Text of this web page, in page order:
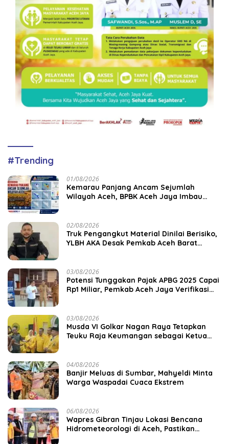
#Trending
01/08/2026
Kemarau Panjang Ancam Sejumlah
Wilayah Aceh, BPBK Aceh Jaya Imbau
02/08/2026
Truk Pengangkut Material Dinilai Berisiko,
YLBH AKA Desak Pemkab Aceh Barat
03/08/2026
Potensi Tunggakan Pajak APBG 2025 Capai
Rp1 Miliar, Pemkab Aceh Jaya Verifikasi
03/08/2026
Musda VI Golkar Nagan Raya Tetapkan
Teuku Raja Keumangan sebagai Ketua
04/08/2026
Banjir Meluas di Sumbar, Mahyeldi Minta
Warga Waspadai Cuaca Ekstrem
06/08/2026
Wapres Gibran Tinjau Lokasi Bencana
Hidrometeorologi di Aceh, Pastikan